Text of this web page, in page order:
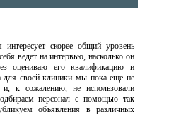
скорее общий уровень
ведет на интервью, насколько он
оцениваю его квалификацию и
для своей клиники мы пока еще не
и, к сожалению, не использовали
персонал с помощью так
объявления в различных